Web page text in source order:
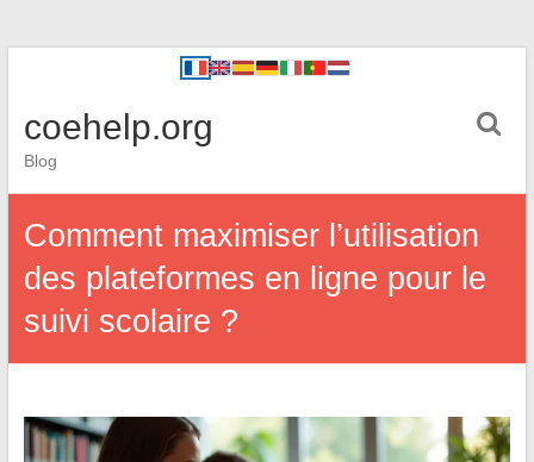
coehelp.org
Blog
Comment maximiser l’utilisation
des plateformes en ligne pour le
suivi scolaire ?